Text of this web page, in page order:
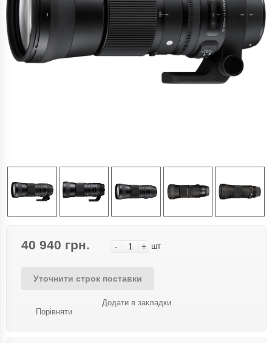
40 940 грн. - + шт
Уточнити строк поставки
Порівняти
Додати в закладки